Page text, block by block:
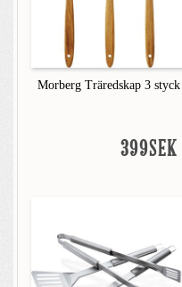
Morberg Träredskap 3 styck
399SEK